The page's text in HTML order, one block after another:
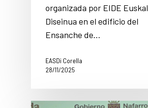
organizada por EIDE Euskal
Diseinua en el edificio del
Ensanche de…
EASDi Corella
28/11/2025